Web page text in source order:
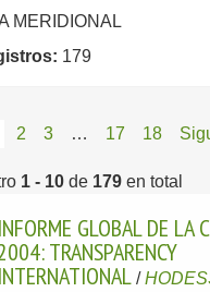
MERIDIONAL
179
2 3 … 17 18
1 - 10 de 179 en total
INFORME GLOBAL DE LA
TRANSPARENCY
INTERNATIONAL /